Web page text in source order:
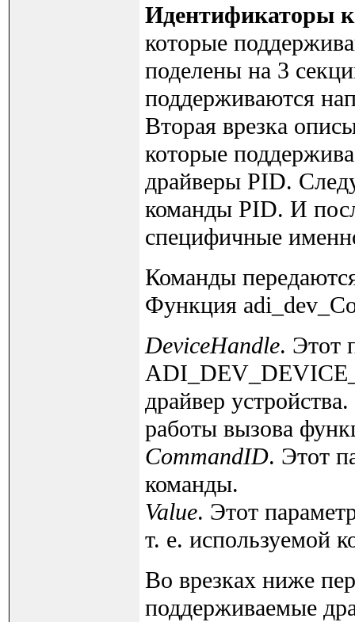
Идентификаторы
которые
поделены на 3
поддерживаются
Вторая врезка
которые
драйверы PID.
команды PID. И
специфичные
Команды
Функция
DeviceHandle. Этот
драйвер
работы вызова
CommandID. Этот
команды.
Value. Этот
т. е. используемой
Во врезках ниже
поддерживаемые